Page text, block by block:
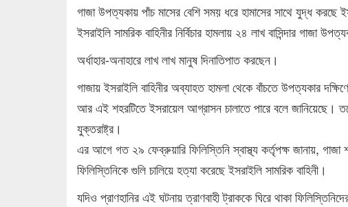
গাজা উপত্যকায় পাঁচ মাসের বেশি সময় ধরে হামাসের সাথে যুদ্ধ করছে
ইসরাইলি সামরিক বাহিনীর নির্বিচার হামলায় ২৪ লাখ বাসিন্দার গাজা
অর্ধাহার-অনাহারে লাখ লাখ মানুষ দিনাতিপাত করছেন।
গাজায় ইসরাইলি বাহিনীর অব্যাহত হামলা থেকে বাঁচতে উপত্যকার
আর এই শহরটিতে ইসরায়েল আগ্রাসন চালাতে পারে বলে জানিয়েছে।
যুক্তরাষ্ট্র।
এর আগে গত ২৯ ফেব্রুয়ারি ফিলিস্তিনি স্বাস্থ্য কর্তৃপক্ষ জানায়, গাজা
ফিলিস্তিনিকে গুলি চালিয়ে হত্যা করেছে ইসরাইলি সামরিক বাহিনী।
যদিও প্রাণহানির এই ঘটনায় ত্রাণবাহী ট্রাককে ঘিরে থাকা